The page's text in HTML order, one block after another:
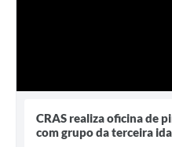
CRAS realiza oficina de
com grupo da terceira